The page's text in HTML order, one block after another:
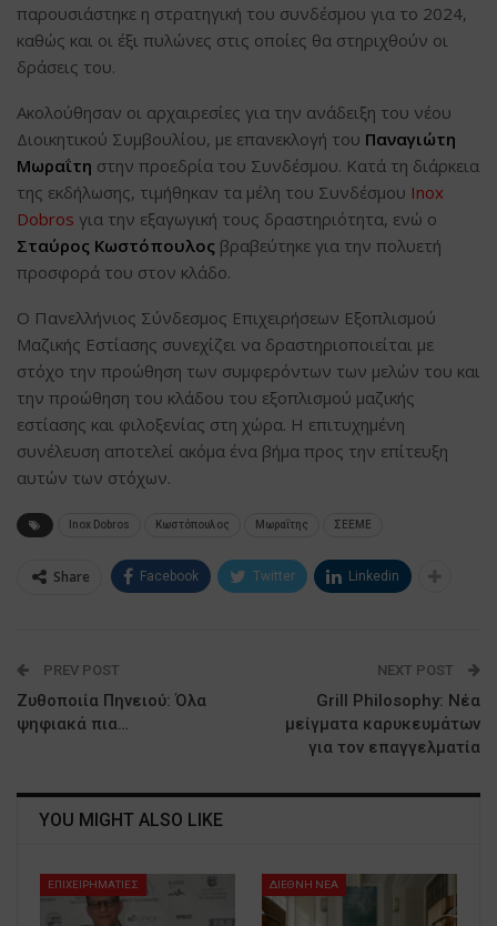
παρουσιάστηκε η στρατηγική του συνδέσμου για το 2024,
καθώς και οι έξι πυλώνες στις οποίες θα στηριχθούν οι
δράσεις του.
Ακολούθησαν οι αρχαιρεσίες για την ανάδειξη του νέου
Διοικητικού Συμβουλίου, με επανεκλογή του Παναγιώτη
Μωραΐτη στην προεδρία του Συνδέσμου. Κατά τη διάρκεια
της εκδήλωσης, τιμήθηκαν τα μέλη του Συνδέσμου Inox
Dobros για την εξαγωγική τους δραστηριότητα, ενώ ο
Σταύρος Κωστόπουλος βραβεύτηκε για την πολυετή
προσφορά του στον κλάδο.
Ο Πανελλήνιος Σύνδεσμος Επιχειρήσεων Εξοπλισμού
Μαζικής Εστίασης συνεχίζει να δραστηριοποιείται με
στόχο την προώθηση των συμφερόντων των μελών του και
την προώθηση του κλάδου του εξοπλισμού μαζικής
εστίασης και φιλοξενίας στη χώρα. Η επιτυχημένη
συνέλευση αποτελεί ακόμα ένα βήμα προς την επίτευξη
αυτών των στόχων.
Inox Dobros Κωστόπουλος Μωραΐτης ΣΕΕΜΕ
Share Facebook Twitter Linkedin
PREV POST
Ζυθοποιία Πηνειού: Όλα
ψηφιακά πια…
NEXT POST
Grill Philosophy: Νέα
μείγματα καρυκευμάτων
για τον επαγγελματία
YOU MIGHT ALSO LIKE
ΕΠΙΧΕΙΡΗΜΑΤΙΕΣ ΔΙΕΘΝΗ ΝΕΑ